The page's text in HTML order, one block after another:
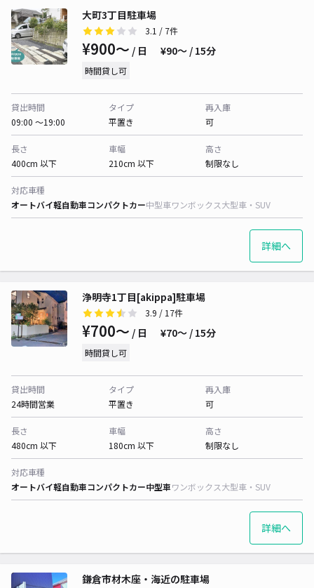
大町3丁目駐車場
3.1 / 7件
¥900〜 / 日 ¥90〜 / 15分
時間貸し可
貸出時間
09:00 〜19:00
タイプ
平置き
再入庫
可
長さ
400cm 以下
車幅
210cm 以下
高さ
制限なし
対応車種
オートバイ軽自動車コンパクトカー中型車ワンボックス大型車・SUV
詳細へ
浄明寺1丁目[akippa]駐車場
3.9 / 17件
¥700〜 / 日 ¥70〜 / 15分
時間貸し可
貸出時間
24時間営業
タイプ
平置き
再入庫
可
長さ
480cm 以下
車幅
180cm 以下
高さ
制限なし
対応車種
オートバイ軽自動車コンパクトカー中型車ワンボックス大型車・SUV
詳細へ
鎌倉市材木座・海近の駐車場